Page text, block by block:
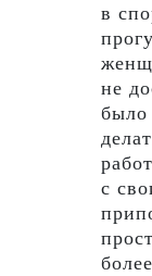
в
не
было
с